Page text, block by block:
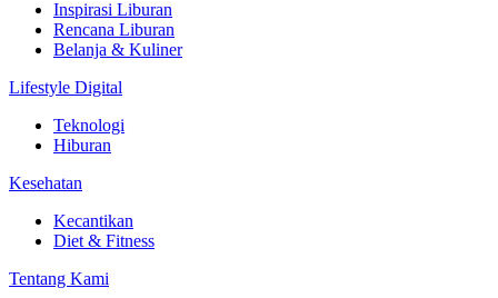
Inspirasi Liburan
Rencana Liburan
Belanja & Kuliner
Lifestyle Digital
Teknologi
Hiburan
Kesehatan
Kecantikan
Diet & Fitness
Tentang Kami